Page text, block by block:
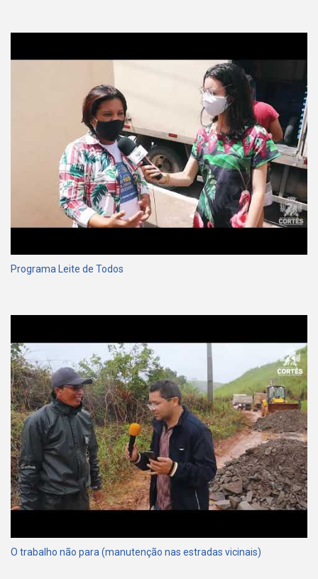
Programa Leite de Todos
O trabalho não para (manutenção nas estradas vicinais)